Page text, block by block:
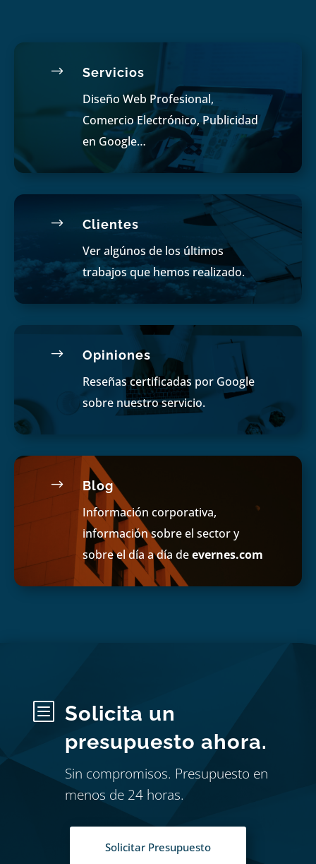
$ Servicios
Diseño Web Profesional,
Comercio Electrónico, Publicidad
en Google…
$ Clientes
Ver algúnos de los últimos
trabajos que hemos realizado.
$ Opiniones
Reseñas certificadas por Google
sobre nuestro servicio.
$ Blog
Información corporativa,
información sobre el sector y
sobre el día a día deevernes.com
b
Solicita un
presupuesto ahora.
Sin compromisos. Presupuesto en
menos de 24 horas.
Solicitar Presupuesto